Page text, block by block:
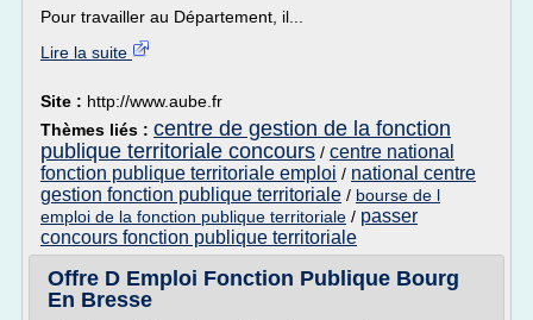
Pour travailler au Département, il...
Lire la suite
Site : http://www.aube.fr
Thèmes liés : centre de gestion de la fonction
publique territoriale concours / centre national
fonction publique territoriale emploi / national centre
gestion fonction publique territoriale / bourse de l
emploi de la fonction publique territoriale / passer
concours fonction publique territoriale
Offre D Emploi Fonction Publique Bourg
En Bresse